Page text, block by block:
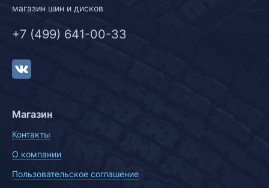
магазин шин и дисков
+7 (499) 641-00-33
Магазин
Контакты
О компании
Пользовательское соглашение